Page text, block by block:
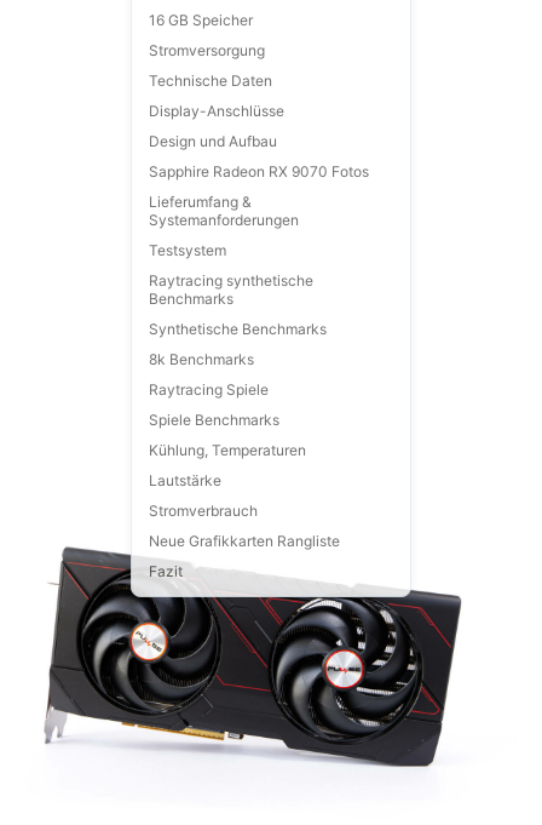
16 GB Speicher
Stromversorgung
Technische Daten
Display-Anschlüsse
Design und Aufbau
Sapphire Radeon RX 9070 Fotos
Lieferumfang &
Systemanforderungen
Testsystem
Raytracing synthetische
Benchmarks
Synthetische Benchmarks
8k Benchmarks
Raytracing Spiele
Spiele Benchmarks
Kühlung, Temperaturen
Lautstärke
Stromverbrauch
Neue Grafikkarten Rangliste
Fazit